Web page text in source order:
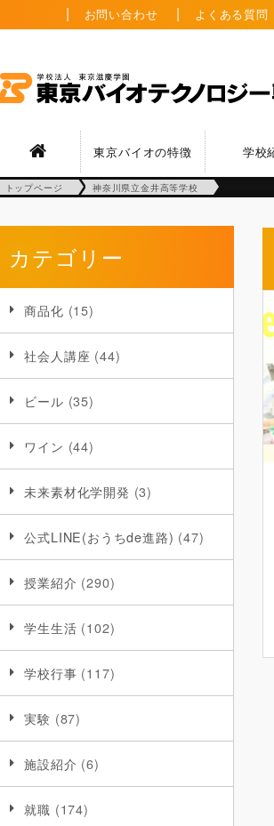
お問い合わせ よくある質問
東京バイオの特徴 学校
トップページ 神奈川県立金井高等学校
カテゴリー
商品化 (15)
社会人講座 (44)
ビール (35)
ワイン (44)
未来素材化学開発 (3)
公式LINE(おうちde進路) (47)
授業紹介 (290)
学生生活 (102)
学校行事 (117)
実験 (87)
施設紹介 (6)
就職 (174)